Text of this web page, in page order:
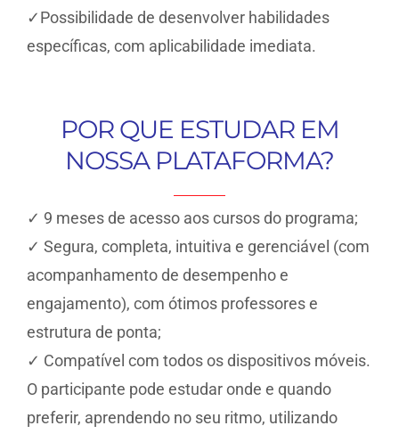
✓Possibilidade de desenvolver habilidades
específicas, com aplicabilidade imediata.
POR QUE ESTUDAR EM
NOSSA PLATAFORMA?
✓ 9 meses de acesso aos cursos do programa;
✓ Segura, completa, intuitiva e gerenciável (com
acompanhamento de desempenho e
engajamento), com ótimos professores e
estrutura de ponta;
✓ Compatível com todos os dispositivos móveis.
O participante pode estudar onde e quando
preferir, aprendendo no seu ritmo, utilizando